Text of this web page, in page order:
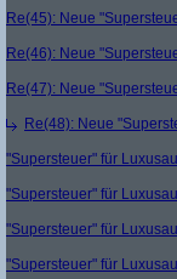
Re(45): Neue
Re(46): Neue
Re(47): Neue
Re(48): Neue
"Supersteuer" für
"Supersteuer" für
"Supersteuer" für
"Supersteuer" für